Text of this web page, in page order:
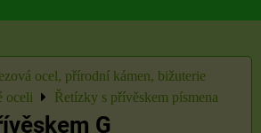
ocel, přírodní kámen, bižuterie
oceli
Řetízky s přívěskem písmena
G